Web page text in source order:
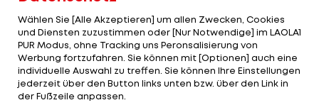
im Zuge des Verkaufs von Formel-1-Anteilen
Schmiergeld in Höhe von 44 Mio. Dollar zukommen
ließ. Die Staatsanwaltschaft München prüft
bereits mögliche Anklagepunkte gegen den 81-
jährigen Formel-1-Boss.
Wählen Sie [Alle Akzeptieren] um allen Zwecken, Cookies
und Diensten zuzustimmen oder [Nur Notwendige] im LAOLA1
PUR Modus, ohne Tracking uns Peronsalisierung von
Werbung fortzufahren. Sie können mit [Optionen] auch eine
individuelle Auswahl zu treffen. Sie können Ihre Einstellungen
jederzeit über den Button links unten bzw. über den Link in
der Fußzeile anpassen.